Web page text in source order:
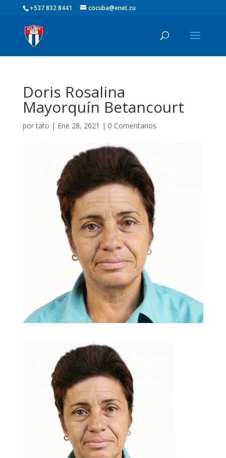
+537 832 8441 cocuba@enet.cu
Doris Rosalina
Mayorquín Betancourt
portato | Ene 28, 2021 | 0 Comentarios